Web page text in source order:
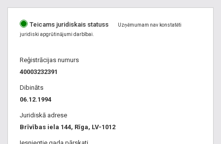
Teicams juridiskais statuss
Uzņēmumam nav konstatēti
juridiski apgrūtinājumi darbībai.
Reģistrācijas numurs
40003232391
Dibināts
06.12.1994
Juridiskā adrese
Brīvības iela 144, Rīga, LV-1012